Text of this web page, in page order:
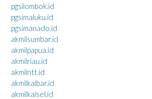
pgsilombok.id
pgsimaluku.id
pgsimanado.id
akmilsumbar.id
akmilpapua.id
akmilriau.id
akmilntt.id
akmilkalbar.id
akmilkalsel.id